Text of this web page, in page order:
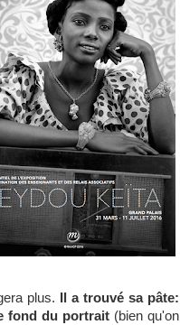
plus.
Il a trouvé sa pâte:
fond du portrait (bien qu'on